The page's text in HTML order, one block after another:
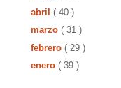
abril ( 40 )
marzo ( 31 )
febrero ( 29 )
enero ( 39 )